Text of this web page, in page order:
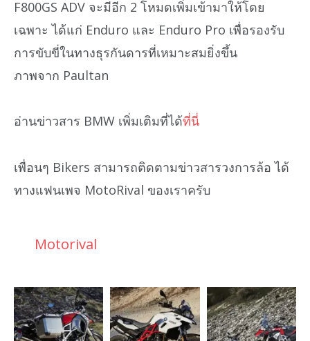
F800GS ADV จะมีอีก 2 โหมดเพิ่มเข้ามาให้โดย
เฉพาะ ได้แก่ Enduro และ Enduro Pro เพื่อรองรับ
การขับขี่ในทางธุรกันดารที่เหมาะสมยิ่งขึ้น
ภาพจาก Paultan
อ่านข่าวสาร BMW เพิ่มเติมที่ได้ที่นี่
เพื่อนๆ Bikers สามารถติดตามข่าวสารวงการล้อ ได้
ทางแฟนเพจ MotoRival ของเราครับ
Motorival